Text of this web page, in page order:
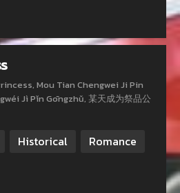
Mou Tian Chengwei Ji Pin
Jì Pǐn Gōngzhǔ, 某天成为祭品公
Historical
Romance